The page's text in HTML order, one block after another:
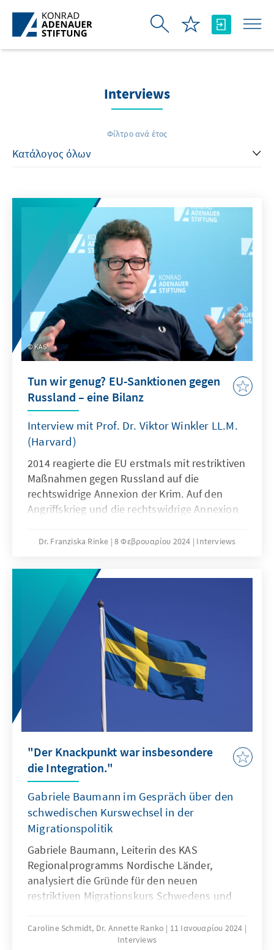
Skip to Main Content
Interviews
Φίλτρο ανά έτος
KAS
Tun wir genug? EU-Sanktionen gegen
Russland – eine Bilanz
Interview mit Prof. Dr. Viktor Winkler LL.M.
(Harvard)
2014 reagierte die EU erstmals mit restriktiven
Maßnahmen gegen Russland auf die
rechtswidrige Annexion der Krim. Auf den
Angriffskrieg und die rechtswidrige Annexion
Sanktionen der EU. Bis heute gibt es
Überblick zu behalten ist nicht einfach. Prof.
Winkler zieht eine Bilanz zu diesem
Sanktions-Flickenteppich.
Dr. Franziska Rinke 8 Φεβρουαρίου 2024 Interviews
"Der Knackpunkt war insbesondere
die Integration."
Gabriele Baumann im Gespräch über den
schwedischen Kurswechsel in der
Migrationspolitik
Gabriele Baumann, Leiterin des KAS
Regionalprogramms Nordische Länder,
analysiert die Gründe für den neuen
restriktiven Migrationskurs Schwedens und
Rolle den Rechtspopulisten in diesem
Politikfeld zukommt.
Caroline Schmidt, Dr. Annette Ranko
11 Ιανουαρίου 2024
Interviews